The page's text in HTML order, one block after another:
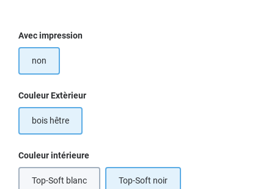
Sélectionnez
Avec impression
non
Sélectionnez
Couleur Extèrieur
bois hêtre
Sélectionnez
Couleur intérieure
Top-Soft blanc Top-Soft noir